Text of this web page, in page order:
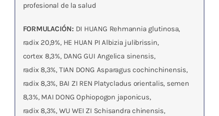
profesional de la salud
FORMULACIÓN: DI HUANG Rehmannia glutinosa,
radix 20,9%, HE HUAN PI Albizia julibrissin,
cortex 8,3%, DANG GUI Angelica sinensis,
radix 8,3%, TIAN DONG Asparagus cochinchinensis,
radix 8,3%, BAI ZI REN Platycladus orientalis, semen
8,3%, MAI DONG Ophiopogon japonicus,
radix 8,3%, WU WEI ZI Schisandra chinensis,